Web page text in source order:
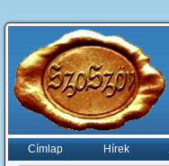
Címlap Hírek